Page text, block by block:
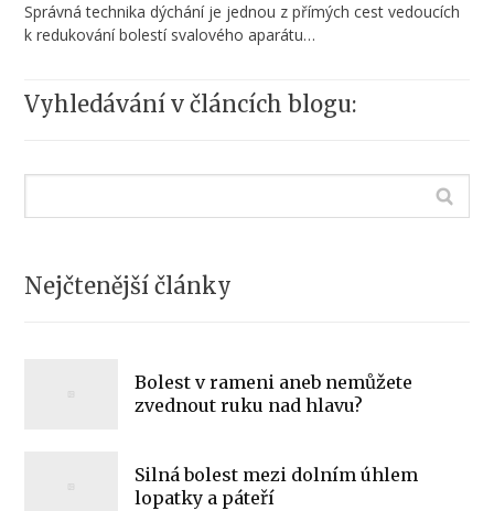
Správná technika dýchání je jednou z přímých cest vedoucích
k redukování bolestí svalového aparátu…
Vyhledávání v článcích blogu:
Nejčtenější články
Bolest v rameni aneb nemůžete
zvednout ruku nad hlavu?
Silná bolest mezi dolním úhlem
lopatky a páteří